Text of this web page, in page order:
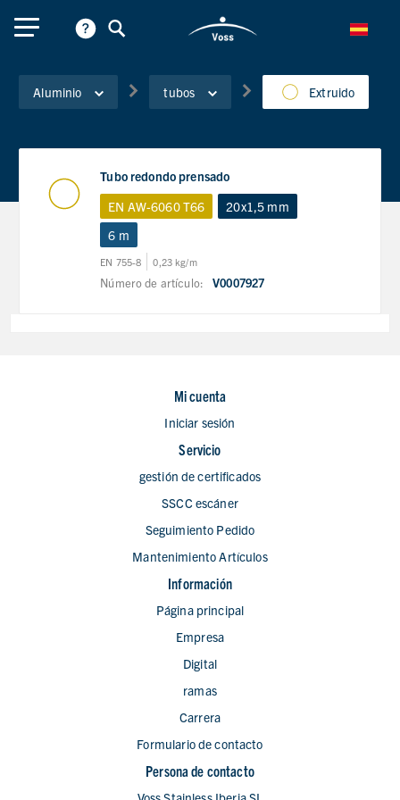
Aluminio tubos Extruido
Tubo redondo prensado
EN AW-6060 T66
20x1,5 mm
6 m
EN 755-8 0,23 kg/m
Número de artículo: V0007927
Mi cuenta
Iniciar sesión
Servicio
gestión de certificados
SSCC escáner
Seguimiento Pedido
Mantenimiento Artículos
Información
Página principal
Empresa
Digital
ramas
Carrera
Formulario de contacto
Persona de contacto